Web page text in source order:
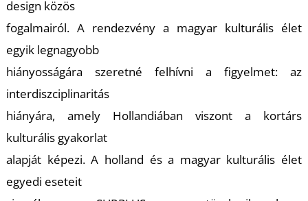
design közös
fogalmairól. A rendezvény a magyar kulturális élet
egyik legnagyobb
hiányosságára szeretné felhívni a figyelmet: az
interdiszciplinaritás
hiányára, amely Hollandiában viszont a kortárs
kulturális gyakorlat
alapját képezi. A holland és a magyar kulturális élet
egyedi eseteit